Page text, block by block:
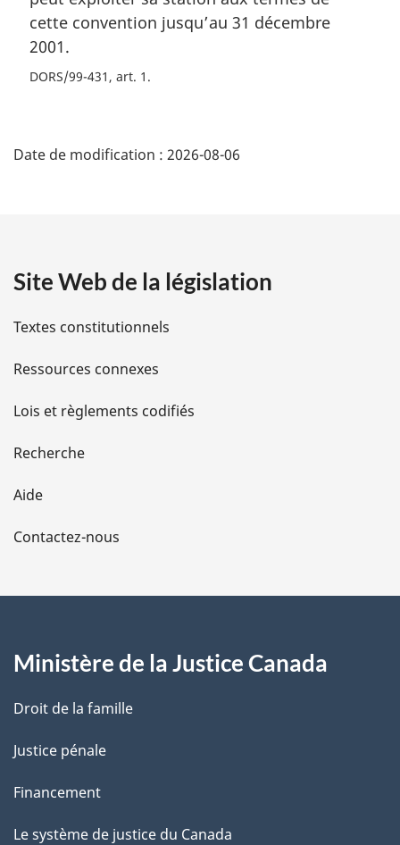
cette convention jusqu’au 31 décembre
2001.
DORS/99-431, art. 1
é
i
l
s
d
e
l
a
e
Date de modification : 2026-08-06
Site Web de la législation
Textes constitutionnels
Ressources connexes
Lois et règlements codifiés
Recherche
Aide
Contactez-nous
Ministère de la Justice Canada
Droit de la famille
Justice pénale
Financement
Le système de justice du Canada